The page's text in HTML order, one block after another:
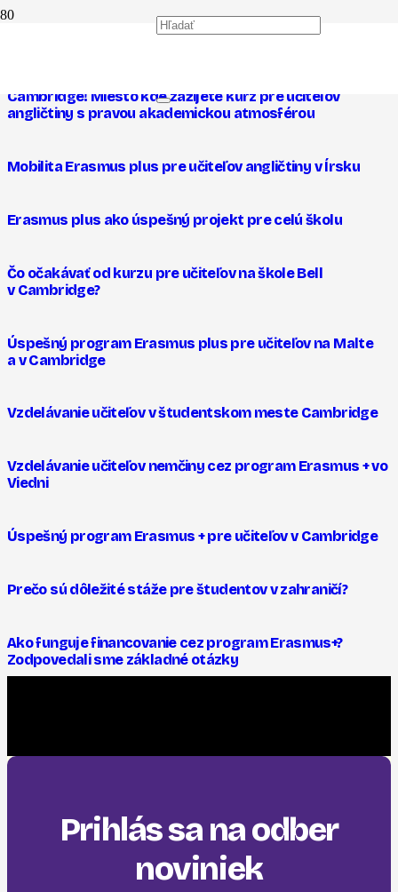
Cambridge! Miesto kde zažijete kurz pre učiteľov
angličtiny s pravou akademickou atmosférou
Mobilita Erasmus plus pre učiteľov angličtiny v Írsku
Erasmus plus ako úspešný projekt pre celú školu
Čo očakávať od kurzu pre učiteľov na škole Bell
v Cambridge?
Úspešný program Erasmus plus pre učiteľov na Malte
a v Cambridge
Vzdelávanie učiteľov v študentskom meste Cambridge
Vzdelávanie učiteľov nemčiny cez program Erasmus + vo
Viedni
Úspešný program Erasmus + pre učiteľov v Cambridge
Prečo sú dôležité stáže pre študentov v zahraničí?
Ako funguje financovanie cez program Erasmus+?
Zodpovedali sme základné otázky
Prihlás sa na odber
noviniek